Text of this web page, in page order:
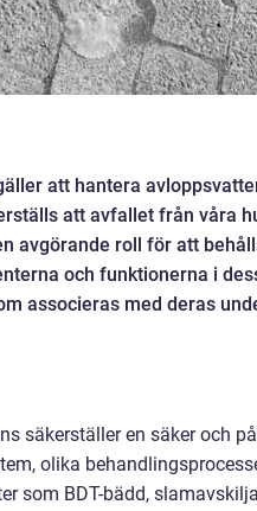
att hantera
att avfallet från våra
avgörande roll för att
och funktionerna i
associeras med deras
säkerställer en säker och
olika
som BDT-bädd,